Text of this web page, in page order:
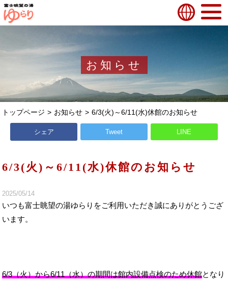
お知らせ
トップページ お知らせ 6/3(火)～6/11(水)休館のお知らせ
シェア Tweet LINE
6/3(火)～6/11(水)休館のお知らせ
2025/05/14
いつも富士眺望の湯ゆらりをご利用いただき誠にありがとうござ
います。
6/3（火）から6/11（水）の期間は館内設備点検のため休館となり